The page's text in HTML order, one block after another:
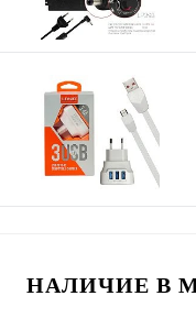
НАЛИЧИЕ В